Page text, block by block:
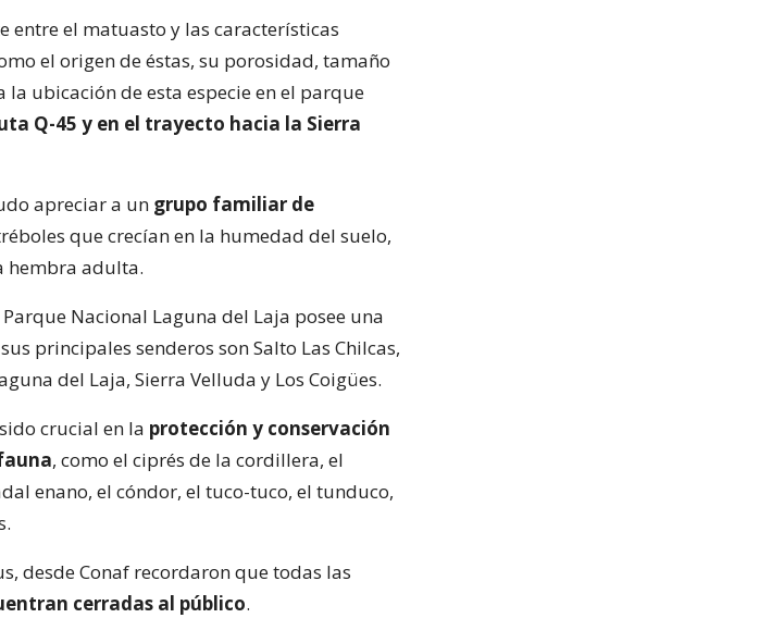
entre el matuasto y las características
el origen de éstas, su porosidad, tamaño
ubicación de esta especie en el parque
Q-45 y en el trayecto hacia la Sierra
apreciar a un grupo familiar de
que crecían en la humedad del suelo,
hembra adulta.
Nacional Laguna del Laja posee una
principales senderos son Salto Las Chilcas,
del Laja, Sierra Velluda y Los Coigües.
crucial en la protección y conservación
, como el ciprés de la cordillera, el
enano, el cóndor, el tuco-tuco, el tunduco,
desde Conaf recordaron que todas las
cerradas al público.